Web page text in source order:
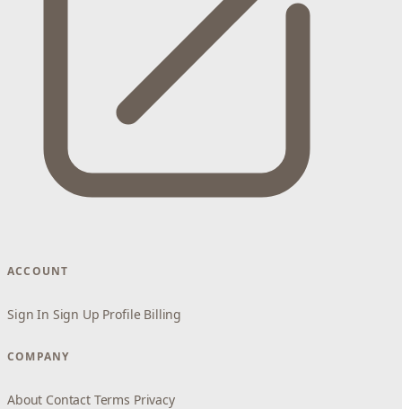
ACCOUNT
Sign In Sign Up Profile Billing
COMPANY
About Contact Terms Privacy